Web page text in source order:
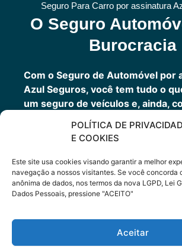
POLÍTICA DE
E COOKIES
Este site usa cookies visando garantir a melhor
navegação a nossos visitantes. Se você concorda
anônima de dados, nos termos da nova LGPD, Lei
Dados Pessoais, pressione "ACEITO"
Aceitar
Seguro Para Carro por assinatura
O Seguro
Burocracia
Com o Seguro de Automóvel por
Azul Seguros, você tem tudo o
um seguro de veículos e, ainda,
outros benefícios disponíveis 24h.
Você tem um seguro completo
Porto Seguro.